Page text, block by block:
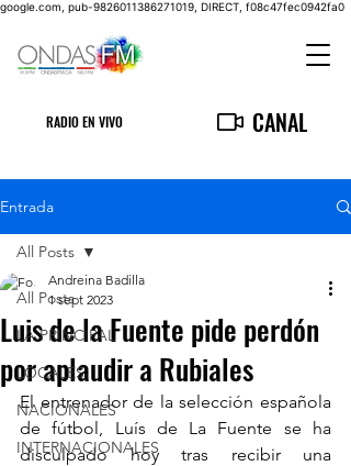
google.com, pub-9826011386271019, DIRECT, f08c47fec0942fa0
RADIO EN VIVO CANAL
Entrada
All Posts
LA PRINCIPAL
LOCALES
NACIONALES
INTERNACIONALES
All Posts
Luis de la Fuente pide perdón
por aplaudir a Rubiales
Andreina Badilla
1 sept 2023
El entrenador de la selección española
de fútbol, Luís de La Fuente se ha
disculpado hoy tras recibir una